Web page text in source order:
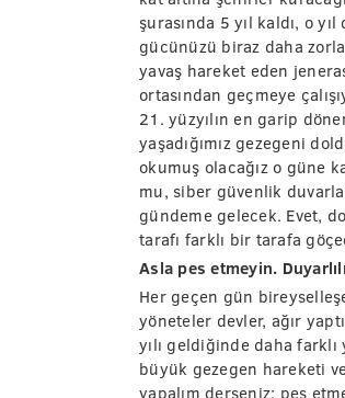
şurasında 5 yıl kaldı, o
gücünüzü biraz daha
yavaş hareket eden
ortasından geçmeye
21. yüzyılın en garip
yaşadığımız gezegeni
okumuş olacağız o güne
mu, siber güvenlik
gündeme gelecek. Evet,
tarafı farklı bir tarafa
Asla pes etmeyin.
Her geçen gün
yöneteler devler, ağır
yılı geldiğinde daha
büyük gezegen hareketi
yapalım derseniz; pes